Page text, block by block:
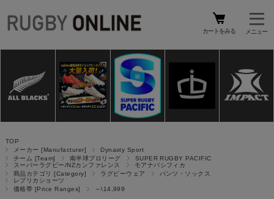
カートをみる
TOP
メーカー [Manufacturer]
Dynasty Sport
チーム [Team]
南半球プロリーグ
SUPER RUGBY PACIFIC
スーパーラグビー/NZカンファレンス
モアナパシフィカ
商品カテゴリ [Category]
ラグビーウェア
パンツ・ソックス
レプリカショーツ
価格帯 [Price Ranges]
～\14,999